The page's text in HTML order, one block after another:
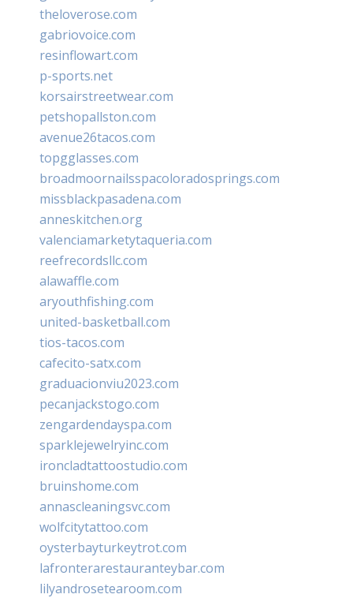
theloverose.com
gabriovoice.com
resinflowart.com
p-sports.net
korsairstreetwear.com
petshopallston.com
avenue26tacos.com
topgglasses.com
broadmoornailsspacoloradosprings.com
missblackpasadena.com
anneskitchen.org
valenciamarketytaqueria.com
reefrecordsllc.com
alawaffle.com
aryouthfishing.com
united-basketball.com
tios-tacos.com
cafecito-satx.com
graduacionviu2023.com
pecanjackstogo.com
zengardendayspa.com
sparklejewelryinc.com
ironcladtattoostudio.com
bruinshome.com
annascleaningsvc.com
wolfcitytattoo.com
oysterbayturkeytrot.com
lafronterarestauranteybar.com
lilyandrosetearoom.com